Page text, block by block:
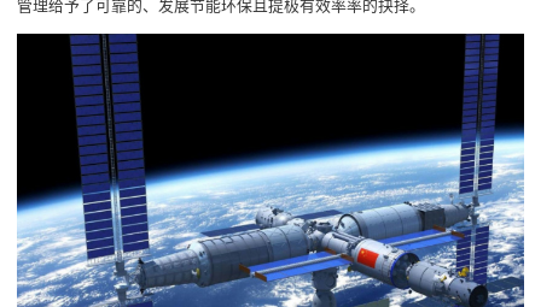
管理给予了可靠的、发展节能环保且提极有效率率的抉择。